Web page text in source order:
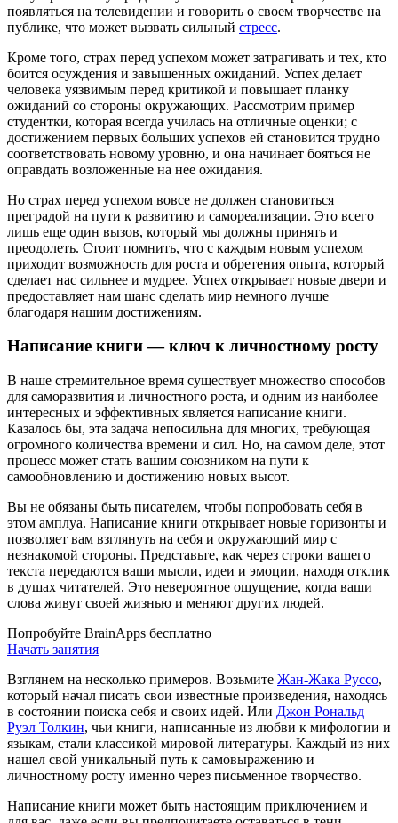
появляться на телевидении и говорить о своем творчестве на
публике, что может вызвать сильный стресс.
Кроме того, страх перед успехом может затрагивать и тех, кто
боится осуждения и завышенных ожиданий. Успех делает
человека уязвимым перед критикой и повышает планку
ожиданий со стороны окружающих. Рассмотрим пример
студентки, которая всегда училась на отличные оценки; с
достижением первых больших успехов ей становится трудно
соответствовать новому уровню, и она начинает бояться не
оправдать возложенные на нее ожидания.
Но страх перед успехом вовсе не должен становиться
преградой на пути к развитию и самореализации. Это всего
лишь еще один вызов, который мы должны принять и
преодолеть. Стоит помнить, что с каждым новым успехом
приходит возможность для роста и обретения опыта, который
сделает нас сильнее и мудрее. Успех открывает новые двери и
предоставляет нам шанс сделать мир немного лучше
благодаря нашим достижениям.
Написание книги — ключ к личностному росту
В наше стремительное время существует множество способов
для саморазвития и личностного роста, и одним из наиболее
интересных и эффективных является написание книги.
Казалось бы, эта задача непосильна для многих, требующая
огромного количества времени и сил. Но, на самом деле, этот
процесс может стать вашим союзником на пути к
самообновлению и достижению новых высот.
Вы не обязаны быть писателем, чтобы попробовать себя в
этом амплуа. Написание книги открывает новые горизонты и
позволяет вам взглянуть на себя и окружающий мир с
незнакомой стороны. Представьте, как через строки вашего
текста передаются ваши мысли, идеи и эмоции, находя отклик
в душах читателей. Это невероятное ощущение, когда ваши
слова живут своей жизнью и меняют других людей.
Попробуйте BrainApps бесплатно
Начать занятия
Взглянем на несколько примеров. Возьмите Жан-Жака Руссо,
который начал писать свои известные произведения, находясь
в состоянии поиска себя и своих идей. Или Джон Рональд
Руэл Толкин, чьи книги, написанные из любви к мифологии и
языкам, стали классикой мировой литературы. Каждый из них
нашел свой уникальный путь к самовыражению и
личностному росту именно через письменное творчество.
Написание книги может быть настоящим приключением и